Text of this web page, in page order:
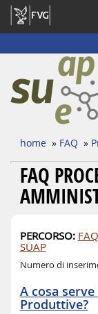
home » FAQ »
FAQ
PERCORSO: FAQ
SUAP
Numero di
A cosa
Produttive?